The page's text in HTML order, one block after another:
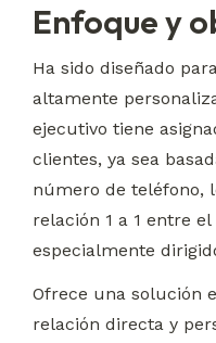
Enfoque y
Ha sido diseñado
altamente
ejecutivo tiene
clientes, ya sea
número de teléfono,
relación 1 a 1 entre
especialmente
Ofrece una solución
relación directa y